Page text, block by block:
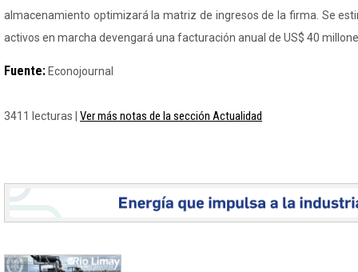
almacenamiento optimizará la matriz de ingresos de la firma. Se
activos en marcha devengará una facturación anual de US$ 40
Fuente: Econojournal
3411 lecturas | Ver más notas de la sección Actualidad